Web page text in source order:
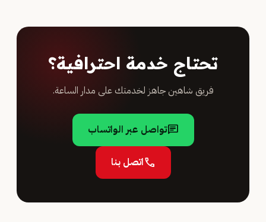
تحتاج خدمة احترافية؟
فريق شاهين جاهز لخدمتك على مدار الساعة.
chatتواصل عبر الواتساب
callاتصل بنا